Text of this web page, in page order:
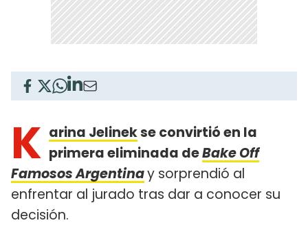
K arina Jelinekse convirtió en la
primera eliminada deBake Off
Famosos Argentinay sorprendió al
enfrentar al jurado tras dar a conocer su
decisión.